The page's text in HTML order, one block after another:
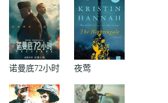
诺曼底72小时 夜莺